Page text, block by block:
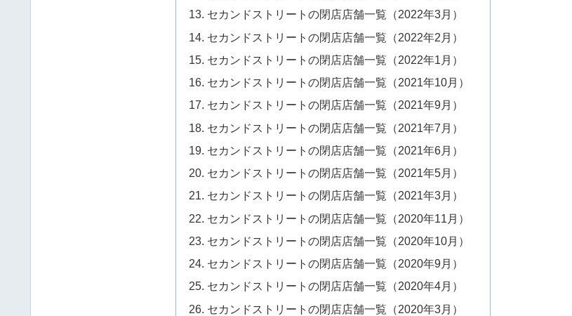
セカンドストリートの閉店店舗一覧（2022年3月）
セカンドストリートの閉店店舗一覧（2022年2月）
セカンドストリートの閉店店舗一覧（2022年1月）
セカンドストリートの閉店店舗一覧（2021年10月）
セカンドストリートの閉店店舗一覧（2021年9月）
セカンドストリートの閉店店舗一覧（2021年7月）
セカンドストリートの閉店店舗一覧（2021年6月）
セカンドストリートの閉店店舗一覧（2021年5月）
セカンドストリートの閉店店舗一覧（2021年3月）
セカンドストリートの閉店店舗一覧（2020年11月）
セカンドストリートの閉店店舗一覧（2020年10月）
セカンドストリートの閉店店舗一覧（2020年9月）
セカンドストリートの閉店店舗一覧（2020年4月）
セカンドストリートの閉店店舗一覧（2020年3月）